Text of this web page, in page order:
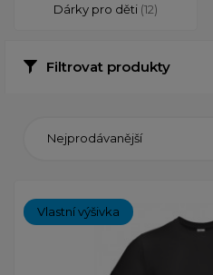
Dárky pro děti (12)
Filtrovat produkty
Nejprodávanější
Vlastní výšivka